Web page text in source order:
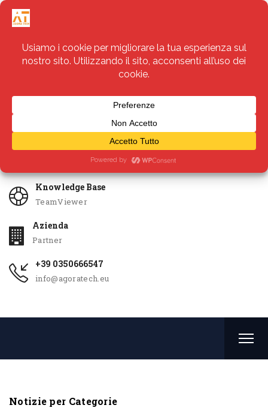
Servizi
Knowledge Base
TeamViewer
Azienda
Partner
+39 0350666547
info@agoratech.eu
Notizie per Categorie